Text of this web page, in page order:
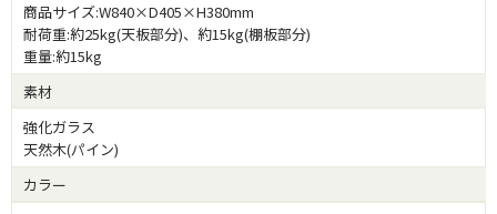
商品サイズ:W840×D405×H380mm
耐荷重:約25kg(天板部分)、約15kg(棚板部分)
重量:約15kg
素材
強化ガラス
天然木(パイン)
カラー